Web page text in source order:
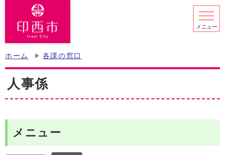
メニュー
ホーム 各課の窓口
人事係
メニュー